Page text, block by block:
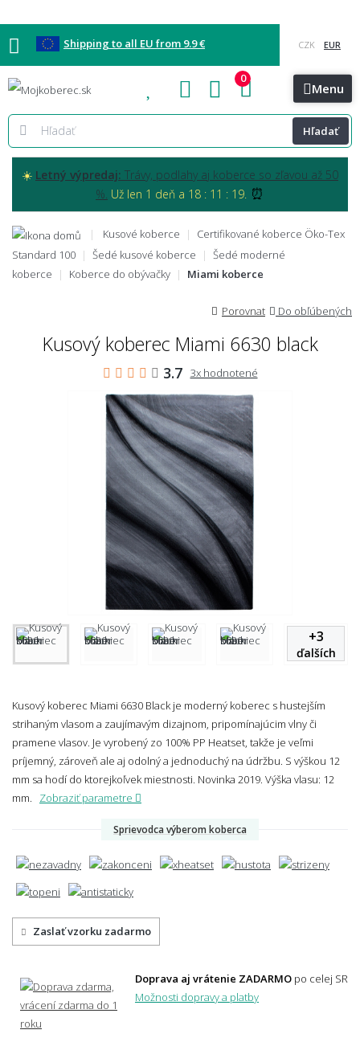
Shipping to all EU from 9.9 €
Blog Kontakt Menu
Hľadať
0
☀️ Letný výpredaj: Trávy, podlahy aj koberce so zľavou až 50
%. Už len 1 deň a 18 : 11 : 17. ⏰
Kusové koberce
Certifikované koberce Öko-Tex
Standard 100
Šedé kusové koberce
Šedé moderné
koberce
Koberce do obývačky Miami koberce
Porovnat Do obľúbených
Kusový koberec Miami 6630 black
3.7 3x hodnotené
+3
ďalších
Kusový koberec Miami 6630 Black je moderný koberec s hustejším
strihaným vlasom a zaujímavým dizajnom, pripomínajúcim vlny či
pramene vlasov. Je vyrobený zo 100% PP Heatset, takže je veľmi
príjemný, zároveň ale aj odolný a jednoduchý na údržbu. S výškou 12
mm sa hodí do ktorejkoľvek miestnosti. Novinka 2019. Výška vlasu: 12
mm.
Zobraziť parametre
Sprievodca výberom koberca
Zaslať vzorku zadarmo
Doprava aj vrátenie ZADARMO po celej SR
Možnosti dopravy a platby